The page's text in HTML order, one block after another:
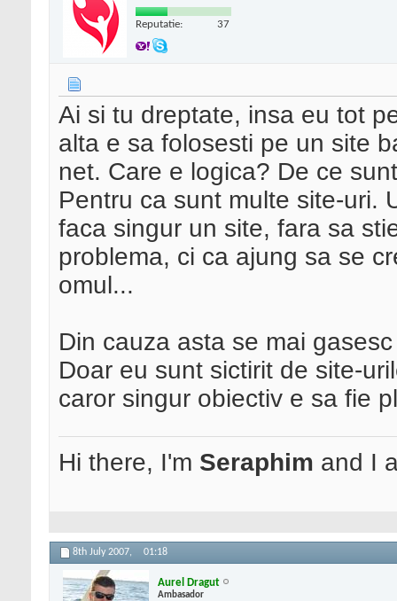
Reputatie: 37
Ai si tu dreptate, insa eu tot
alta e sa folosesti pe un site
net. Care e logica? De ce
Pentru ca sunt multe site-uri.
faca singur un site, fara sa
problema, ci ca ajung sa se
omul...
Din cauza asta se mai
Doar eu sunt sictirit de site-
caror singur obiectiv e sa fie
Hi there, I'm Seraphim and I
8th July 2007, 01:18
Aurel Dragut
Ambasador